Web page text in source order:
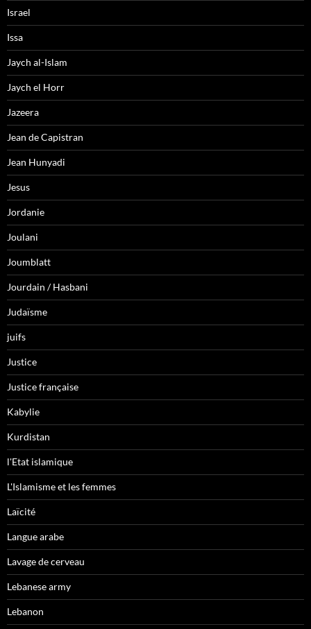
Israel
Issa
Jaych al-Islam
Jaych el Horr
Jazeera
Jean de Capistran
Jean Hunyadi
Jesus
Jordanie
Joulani
Joumblatt
Jourdain / Hasbani
Judaïsme
juifs
Justice
Justice française
Kabylie
Kurdistan
l'Etat islamique
L'Islamisme et les femmes
Laïcité
Langue arabe
Lavage de cerveau
Lebanese army
Lebanon